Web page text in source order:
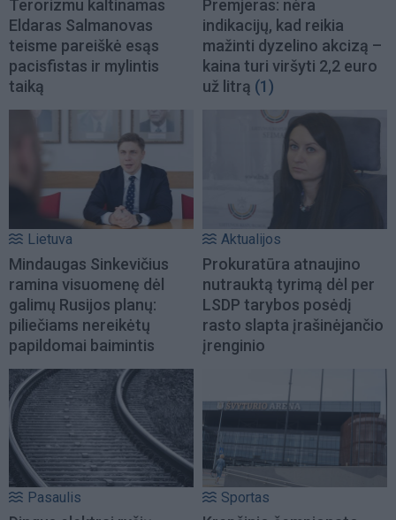
Terorizmu kaltinamas
Eldaras Salmanovas
teisme pareiškė esąs
pacisfistas ir mylintis
taiką
Premjeras: nėra
indikacijų, kad reikia
mažinti dyzelino akcizą –
kaina turi viršyti 2,2 euro
už litrą (1)
Lietuva
Mindaugas Sinkevičius
ramina visuomenę dėl
galimų Rusijos planų:
piliečiams nereikėtų
papildomai baimintis
Aktualijos
Prokuratūra atnaujino
nutrauktą tyrimą dėl per
LSDP tarybos posėdį
rasto slapta įrašinėjančio
įrenginio
Pasaulis Sportas